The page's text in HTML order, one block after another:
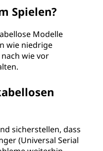
Spielen?
Modelle
wie niedrige
wie vor
sicherstellen, dass
(Universal Serial